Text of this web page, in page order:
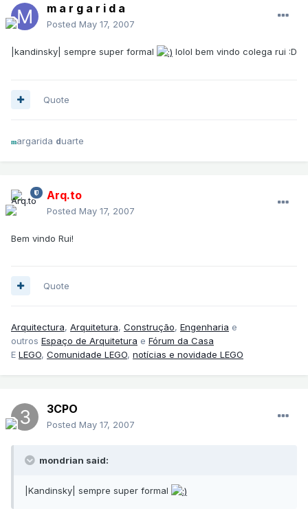
m a r g a r i d a
Posted May 17, 2007
|kandinsky| sempre super formal lolol bem vindo colega rui :D
Quote
margarida duarte
Arq.to
Posted May 17, 2007
Bem vindo Rui!
Quote
Arquitectura, Arquitetura, Construção, Engenharia e
outros Espaço de Arquitetura e Fórum da Casa
E LEGO, Comunidade LEGO, notícias e novidade LEGO
3CPO
Posted May 17, 2007
mondrian said:
|Kandinsky| sempre super formal